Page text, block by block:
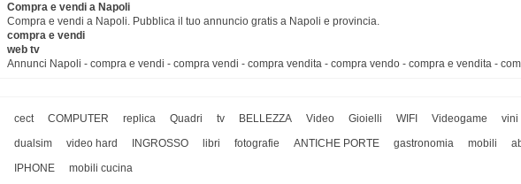
Compra e vendi a Napoli
Compra e vendi a Napoli. Pubblica il tuo annuncio gratis a Napoli e provincia.
compra e vendi
web tv
Annunci Napoli - compra e vendi - compra vendi - compra vendita - compra vendo - compra e vendita -
cect COMPUTER replica Quadri tv BELLEZZA Video Gioielli WIFI Videogame vini
dualsim
video hard INGROSSO libri fotografie ANTICHE PORTE gastronomia mobili
IPHONE
mobili cucina